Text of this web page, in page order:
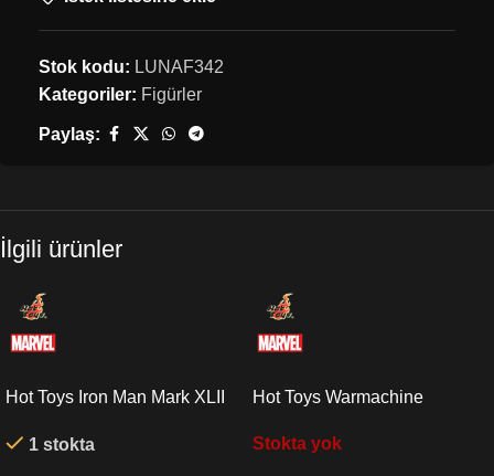
Stok kodu: LUNAF342
Kategoriler: Figürler
Paylaş:
İlgili ürünler
Hot Toys Iron Man Mark XLII
Scale Figure
1 stokta
Hot Toys Warmachine
Stokta yok